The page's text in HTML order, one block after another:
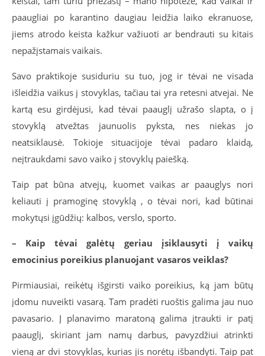
paaugliai po karantino daugiau leidžia laiko ekranuose,
jiems atrodo keista kažkur važiuoti ar bendrauti su kitais
nepažįstamais vaikais.
Savo praktikoje susiduriu su tuo, jog ir tėvai ne visada
išleidžia vaikus į stovyklas, tačiau tai yra retesni atvejai. Ne
kartą esu girdėjusi, kad tėvai paauglį užrašo slapta, o į
stovyklą atvežtas jaunuolis pyksta, nes niekas jo
neatsiklausė. Tokioje situacijoje tėvai padaro klaidą,
neįtraukdami savo vaiko į stovyklų paiešką.
Taip pat būna atvejų, kuomet vaikas ar paauglys nori
keliauti į pramoginę stovyklą , o tėvai nori, kad būtinai
mokytųsi įgūdžių: kalbos, verslo, sporto.
– Kaip tėvai galėtų geriau įsiklausyti į vaikų
emocinius poreikius planuojant vasaros veiklas?
Pirmiausiai, reikėtų išgirsti vaiko poreikius, ką jam būtų
įdomu nuveikti vasarą. Tam pradėti ruoštis galima jau nuo
pavasario. Į planavimo maratoną galima įtraukti ir patį
paauglį, skiriant jam namų darbus, pavyzdžiui atrinkti
vieną ar dvi stovyklas, kurias jis norėtų išbandyti. Taip pat